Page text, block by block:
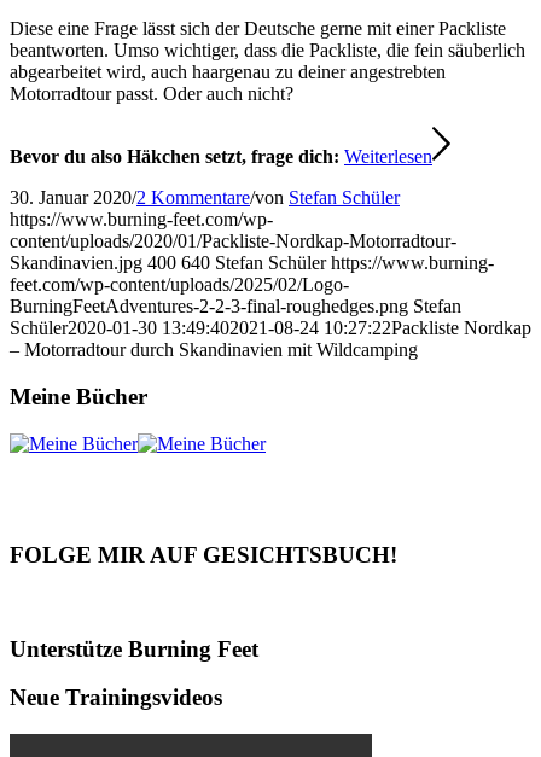
Diese eine Frage lässt sich der Deutsche gerne mit einer Packliste
beantworten. Umso wichtiger, dass die Packliste, die fein säuberlich
abgearbeitet wird, auch haargenau zu deiner angestrebten
Motorradtour passt. Oder auch nicht?
Bevor du also Häkchen setzt, frage dich: Weiterlesen
30. Januar 2020/2 Kommentare/von Stefan Schüler
https://www.burning-feet.com/wp-
content/uploads/2020/01/Packliste-Nordkap-Motorradtour-
Skandinavien.jpg 400 640 Stefan Schüler https://www.burning-
feet.com/wp-content/uploads/2025/02/Logo-
BurningFeetAdventures-2-2-3-final-roughedges.png Stefan
Schüler2020-01-30 13:49:402021-08-24 10:27:22Packliste Nordkap
– Motorradtour durch Skandinavien mit Wildcamping
Meine Bücher
FOLGE MIR AUF GESICHTSBUCH!
Unterstütze Burning Feet
Neue Trainingsvideos